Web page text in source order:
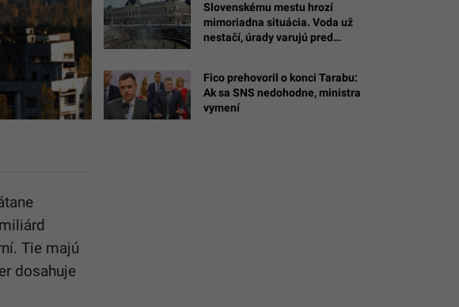
Tie majú
dosahuje
Slovenskému mestu hrozí
mimoriadna situácia. Voda už
nestačí, úrady varujú pred
Fico prehovoril o konci Tarabu:
Ak sa SNS nedohodne, ministra
vymení